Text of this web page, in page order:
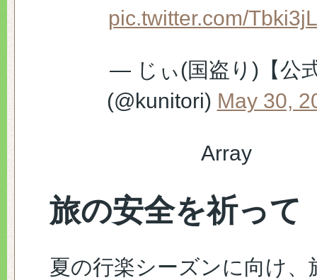
pic.twitter.com/
— じぃ(国盗り)【公
(@kunitori) May 30,
Array
旅の安全を祈って
夏の行楽シーズンに向け、